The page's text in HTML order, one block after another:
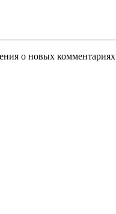
о новых комментариях